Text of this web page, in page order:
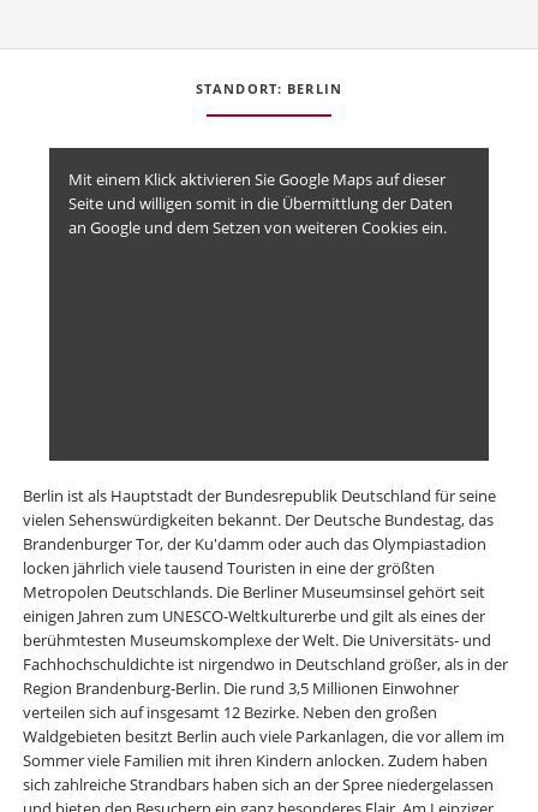
STANDORT: BERLIN
Mit einem Klick aktivieren Sie Google Maps auf dieser
Seite und willigen somit in die Übermittlung der Daten
an Google und dem Setzen von weiteren Cookies ein.
Berlin ist als Hauptstadt der Bundesrepublik Deutschland für seine
vielen Sehenswürdigkeiten bekannt. Der Deutsche Bundestag, das
Brandenburger Tor, der Ku'damm oder auch das Olympiastadion
locken jährlich viele tausend Touristen in eine der größten
Metropolen Deutschlands. Die Berliner Museumsinsel gehört seit
einigen Jahren zum UNESCO-Weltkulturerbe und gilt als eines der
berühmtesten Museumskomplexe der Welt. Die Universitäts- und
Fachhochschuldichte ist nirgendwo in Deutschland größer, als in der
Region Brandenburg-Berlin. Die rund 3,5 Millionen Einwohner
verteilen sich auf insgesamt 12 Bezirke. Neben den großen
Waldgebieten besitzt Berlin auch viele Parkanlagen, die vor allem im
Sommer viele Familien mit ihren Kindern anlocken. Zudem haben
sich zahlreiche Strandbars haben sich an der Spree niedergelassen